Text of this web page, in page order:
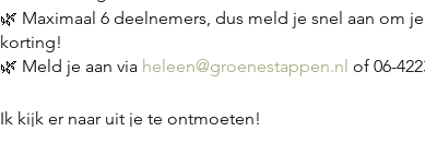
🌿 Maximaal 6 deelnemers, dus meld je snel aan om
korting!
🌿 Meld je aan via heleen@groenestappen.nl of 06-
Ik kijk er naar uit je te ontmoeten!